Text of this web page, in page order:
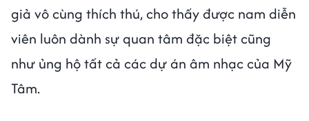
giả vô cùng thích thú, cho thấy được nam diễn
viên luôn dành sự quan tâm đặc biệt cũng
như ủng hộ tất cả các dự án âm nhạc của Mỹ
Tâm.